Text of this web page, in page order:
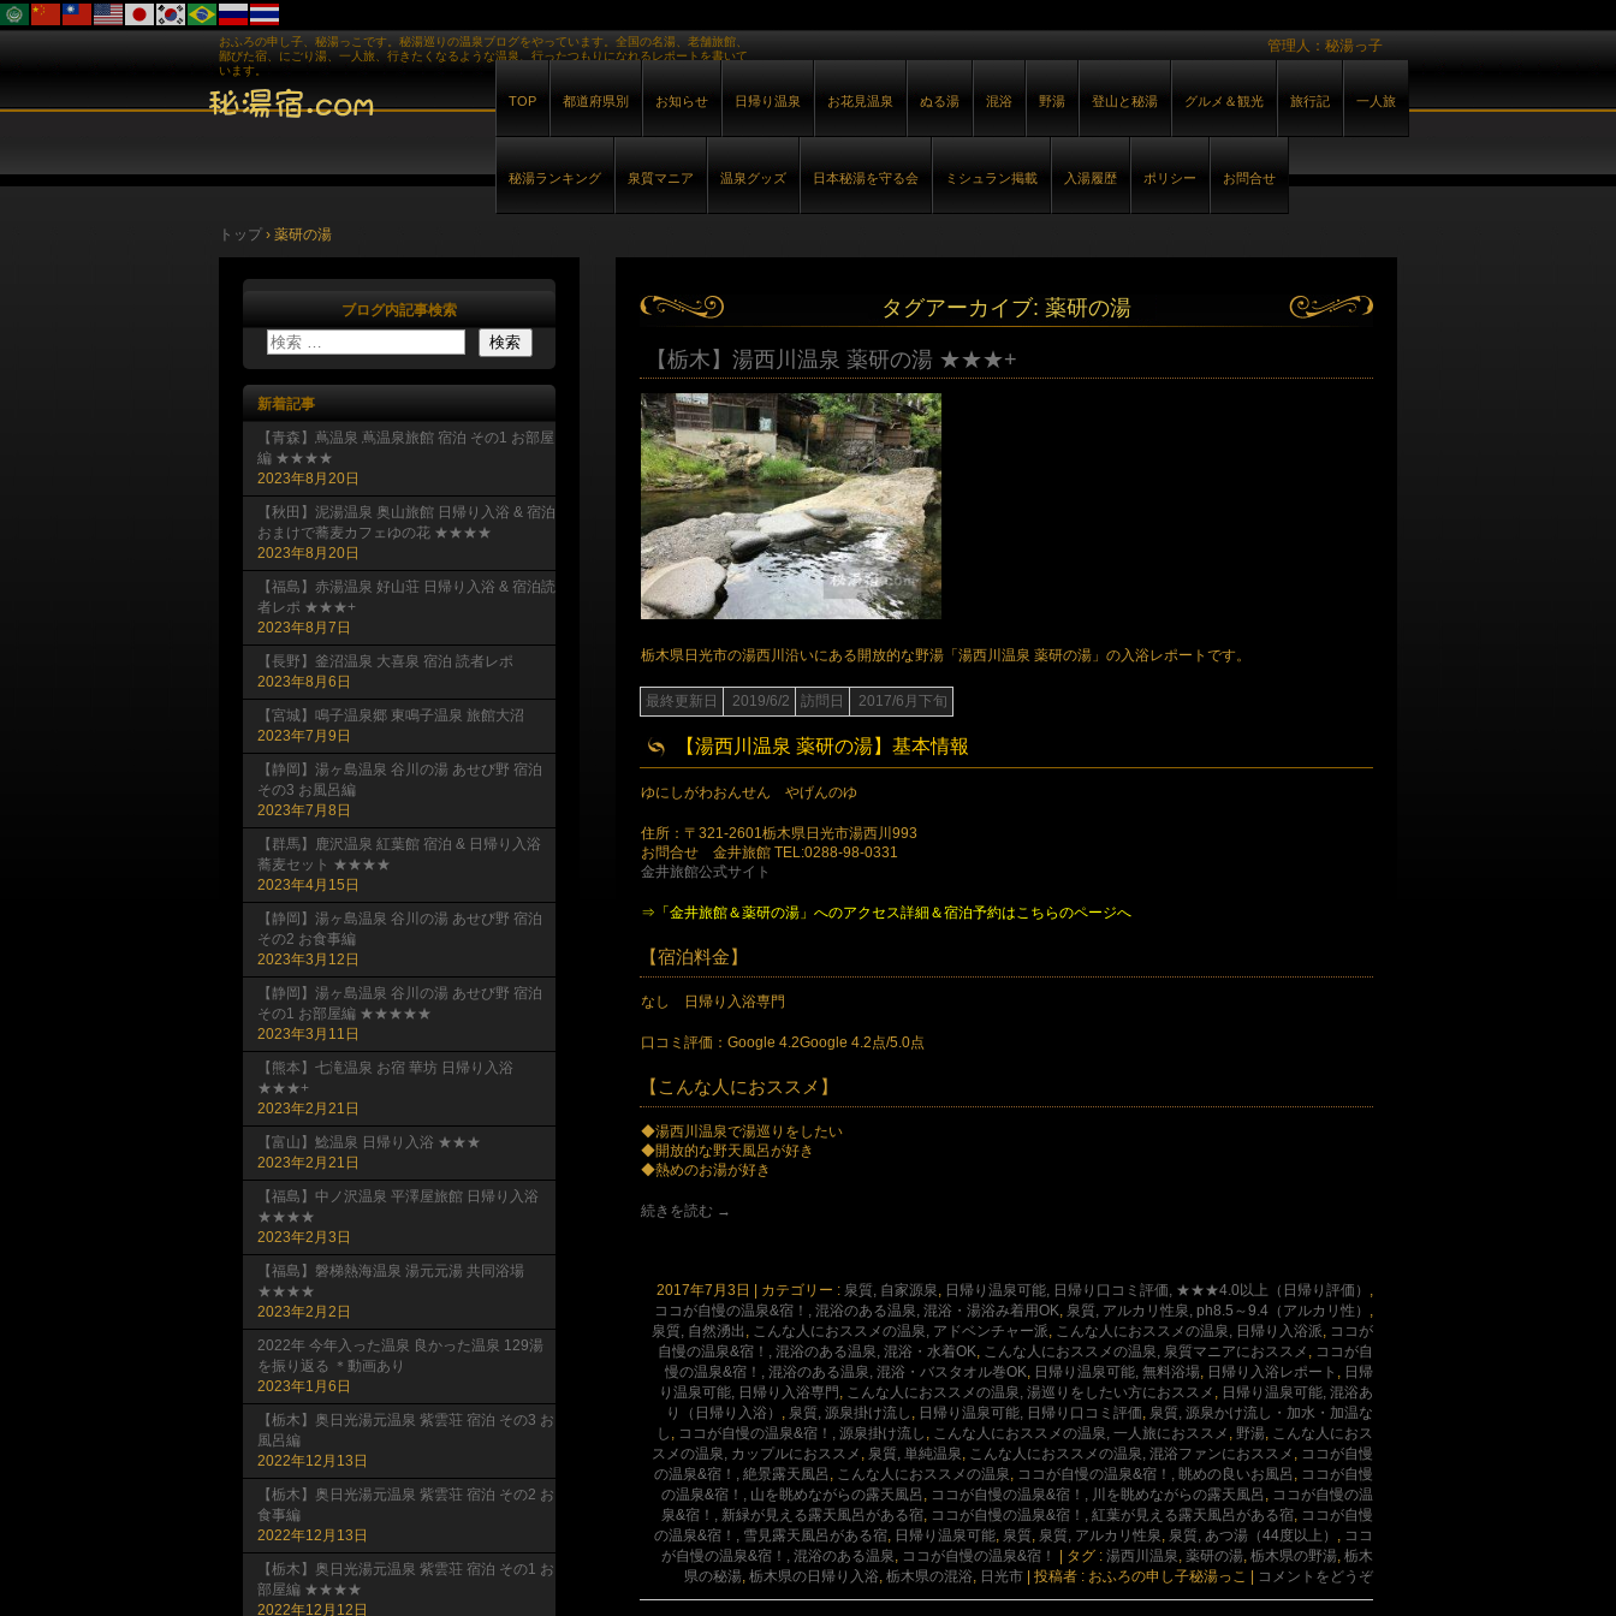
おふろの申し子、秘湯っこです。秘湯巡りの温泉ブログをやっています。全国の名湯、老舗旅館、
鄙びた宿、にごり湯、一人旅、行きたくなるような温泉、行ったつもりになれるレポートを書いて
います。
管理人：秘湯っ子
TOP 都道府県別 お知らせ 日帰り温泉 お花見温泉 ぬる湯 混浴 野湯 登山と秘湯 グルメ＆観光 旅行記 一人旅
秘湯ランキング 泉質マニア 温泉グッズ 日本秘湯を守る会 ミシュラン掲載 入湯履歴 ポリシー お問合せ
トップ › 薬研の湯
タグアーカイブ: 薬研の湯
【栃木】湯西川温泉 薬研の湯 ★★★+
栃木県日光市の湯西川沿いにある開放的な野湯「湯西川温泉 薬研の湯」の入浴レポートです。
最終更新日 2019/6/2 訪問日 2017/6月下旬
【湯西川温泉 薬研の湯】基本情報
ゆにしがわおんせん やげんのゆ
住所：〒321-2601栃木県日光市湯西川993
お問合せ 金井旅館 TEL:0288-98-0331
金井旅館公式サイト
⇒「金井旅館＆薬研の湯」へのアクセス詳細＆宿泊予約はこちらのページへ
【宿泊料金】
なし 日帰り入浴専門
口コミ評価：Google 4.2Google 4.2点/5.0点
【こんな人におススメ】
◆湯西川温泉で湯巡りをしたい
◆開放的な野天風呂が好き
◆熱めのお湯が好き
続きを読む →
2017年7月3日 | カテゴリー : 泉質, 自家源泉, 日帰り温泉可能, 日帰り口コミ評価, ★★★4.0以上（日帰り評価） ,
ココが自慢の温泉&宿！, 混浴のある温泉, 混浴・湯浴み着用OK, 泉質, アルカリ性泉, ph8.5～9.4（アルカリ性） ,
泉質, 自然湧出 , こんな人におススメの温泉, アドベンチャー派, こんな人におススメの温泉, 日帰り入浴派, ココが
自慢の温泉&宿！, 混浴のある温泉, 混浴・水着OK, こんな人におススメの温泉, 泉質マニアにおススメ , ココが自
慢の温泉&宿！, 混浴のある温泉, 混浴・バスタオル巻OK, 日帰り温泉可能, 無料浴場, 日帰り入浴レポート , 日帰
り温泉可能, 日帰り入浴専門, こんな人におススメの温泉, 湯巡りをしたい方におススメ , 日帰り温泉可能, 混浴あ
り（日帰り入浴） , 泉質, 源泉掛け流し , 日帰り温泉可能, 日帰り口コミ評価, 泉質, 源泉かけ流し・加水・加温な
し , ココが自慢の温泉&宿！, 源泉掛け流し , こんな人におススメの温泉, 一人旅におススメ , 野湯, こんな人におス
スメの温泉, カップルにおススメ , 泉質, 単純温泉, こんな人におススメの温泉, 混浴ファンにおススメ , ココが自慢
の温泉&宿！, 絶景露天風呂 , こんな人におススメの温泉, ココが自慢の温泉&宿！, 眺めの良いお風呂 , ココが自慢
の温泉&宿！, 山を眺めながらの露天風呂 , ココが自慢の温泉&宿！, 川を眺めながらの露天風呂 , ココが自慢の温
泉&宿！, 新緑が見える露天風呂がある宿, ココが自慢の温泉&宿！, 紅葉が見える露天風呂がある宿, ココが自慢
の温泉&宿！, 雪見露天風呂がある宿, 日帰り温泉可能, 泉質, 泉質, アルカリ性泉, 泉質, あつ湯（44度以上） , ココ
が自慢の温泉&宿！, 混浴のある温泉, ココが自慢の温泉&宿！ | タグ : 湯西川温泉, 薬研の湯, 栃木県の野湯, 栃木
県の秘湯, 栃木県の日帰り入浴, 栃木県の混浴, 日光市 | 投稿者 : おふろの申し子秘湯っこ | コメントをどうぞ
ブログ内記事検索
新着記事
【青森】蔦温泉 蔦温泉旅館 宿泊 その1 お部屋
編 ★★★★
2023年8月20日
【秋田】泥湯温泉 奥山旅館 日帰り入浴 & 宿泊
おまけで蕎麦カフェゆの花 ★★★★
2023年8月20日
【福島】赤湯温泉 好山荘 日帰り入浴 & 宿泊読
者レポ ★★★+
2023年8月7日
【長野】釜沼温泉 大喜泉 宿泊 読者レポ
2023年8月6日
【宮城】鳴子温泉郷 東鳴子温泉 旅館大沼
2023年7月9日
【静岡】湯ヶ島温泉 谷川の湯 あせび野 宿泊
その3 お風呂編
2023年7月8日
【群馬】鹿沢温泉 紅葉館 宿泊 & 日帰り入浴
蕎麦セット ★★★★
2023年4月15日
【静岡】湯ヶ島温泉 谷川の湯 あせび野 宿泊
その2 お食事編
2023年3月12日
【静岡】湯ヶ島温泉 谷川の湯 あせび野 宿泊
その1 お部屋編 ★★★★★
2023年3月11日
【熊本】七滝温泉 お宿 華坊 日帰り入浴
★★★+
2023年2月21日
【富山】鯰温泉 日帰り入浴 ★★★
2023年2月21日
【福島】中ノ沢温泉 平澤屋旅館 日帰り入浴
★★★★
2023年2月3日
【福島】磐梯熱海温泉 湯元元湯 共同浴場
★★★★
2023年2月2日
2022年 今年入った温泉 良かった温泉 129湯
を振り返る ＊動画あり
2023年1月6日
【栃木】奥日光湯元温泉 紫雲荘 宿泊 その3 お
風呂編
2022年12月13日
【栃木】奥日光湯元温泉 紫雲荘 宿泊 その2 お
食事編
2022年12月13日
【栃木】奥日光湯元温泉 紫雲荘 宿泊 その1 お
部屋編 ★★★★
2022年12月12日